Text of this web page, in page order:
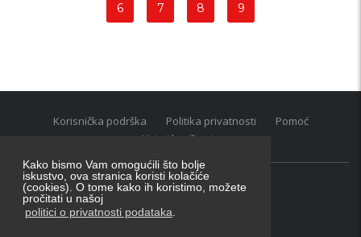
Kako bismo Vam omogućili što bolje
iskustvo, ova stranica koristi kolačiće
(cookies). O tome kako ih koristimo, možete
pročitati u našoj
politici o privatnosti podataka
6 7 8 9
Korisnička podrška Politika privatnosti
Pomoć
Uvjeti korištenja
Oglasnik grupacija:posao.hr|oglasnik.hr|auti.hr
Tečaj za konverziju u EUR valutu: 1 euro = 7.53450 kn